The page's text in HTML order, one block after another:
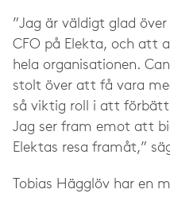
”Jag är väldigt glad
CFO på Elekta, och att
hela organisationen.
stolt över att få vara
så viktig roll i att
Jag ser fram emot att
Elektas resa framåt,”
Tobias Hägglöv har en